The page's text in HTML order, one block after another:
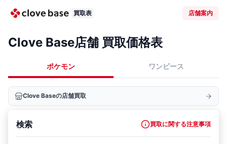
買取表 店舗案内
Clove Base店舗 買取価格表
ポケモン ワンピース
Clove Baseの店舗買取
検索 買取に関する注意事項